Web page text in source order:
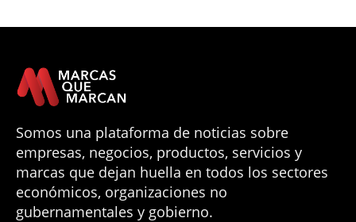
Somos una plataforma de noticias sobre
empresas, negocios, productos, servicios y
marcas que dejan huella en todos los sectores
económicos, organizaciones no
gubernamentales y gobierno.